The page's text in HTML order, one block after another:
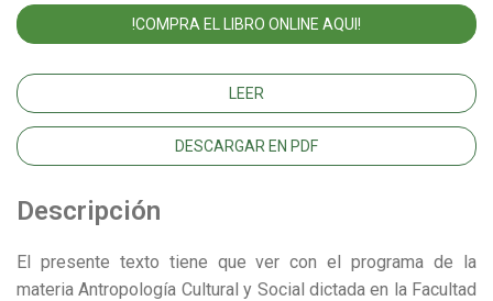
!COMPRA EL LIBRO ONLINE AQUI!
LEER
DESCARGAR EN PDF
Descripción
El presente texto tiene que ver con el programa de la
materia Antropología Cultural y Social dictada en la Facultad